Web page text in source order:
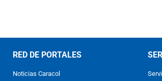
RED DE PORTALES
Noticias Caracol